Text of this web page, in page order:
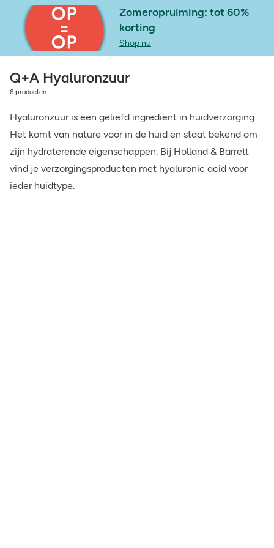
Zomeropruiming: tot 60%
korting
Shop nu
Q+A Hyaluronzuur
6 producten
Hyaluronzuur is een geliefd ingrediënt in huidverzorging.
Het komt van nature voor in de huid en staat bekend om
zijn hydraterende eigenschappen. Bij Holland & Barrett
vind je verzorgingsproducten met hyaluronic acid voor
ieder huidtype.